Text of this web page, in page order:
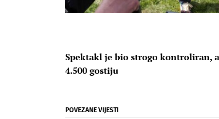
Spektakl je bio strogo kontroliran,
4.500 gostiju
POVEZANE VIJESTI